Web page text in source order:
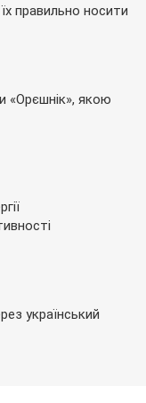
правильно носити
«Орєшнік», якою
український